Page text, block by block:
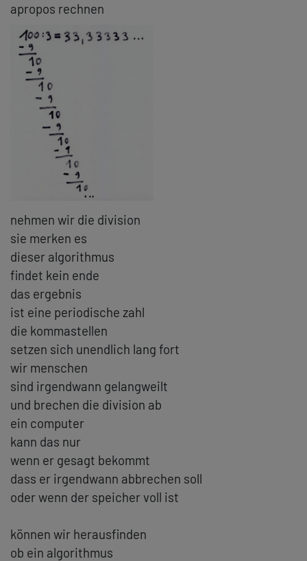
apropos rechnen
nehmen wir die division
sie merken es
dieser algorithmus
findet kein ende
das ergebnis
ist eine periodische zahl
die kommastellen
setzen sich unendlich lang fort
wir menschen
sind irgendwann gelangweilt
und brechen die division ab
ein computer
kann das nur
wenn er gesagt bekommt
dass er irgendwann abbrechen soll
oder wenn der speicher voll ist
können wir herausfinden
ob ein algorithmus